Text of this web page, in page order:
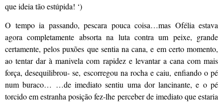
que ideia tão estúpida! ‘)
O tempo ia passando, pescara pouca coisa…mas Ofélia estava
agora completamente absorta na luta contra um peixe, grande
certamente, pelos puxões que sentia na cana, e em certo momento,
ao tentar dar à manivela com rapidez e levantar a cana com mais
força, desequilibrou- se, escorregou na rocha e caiu, enfiando o pé
num buraco… …de imediato sentiu uma dor lancinante, e o pé
torcido em estranha posição fez-lhe perceber de imediato que estaria